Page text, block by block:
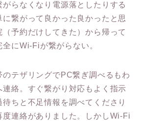
らなくなり電源落としたりする
に繋がって良かった良かったと思
（予約だけしてきた）から帰って
にWi-Fiが繋がらない。
のテザリングでPC繋ぎ調べるもわ
絡。すぐ繋がり対応もよく指示
ちと不足情報を調べてくださり
度連絡がありました。しかしWi-Fi